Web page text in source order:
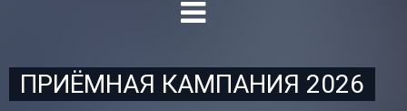
ПРИЁМНАЯ КАМПАНИЯ 2026